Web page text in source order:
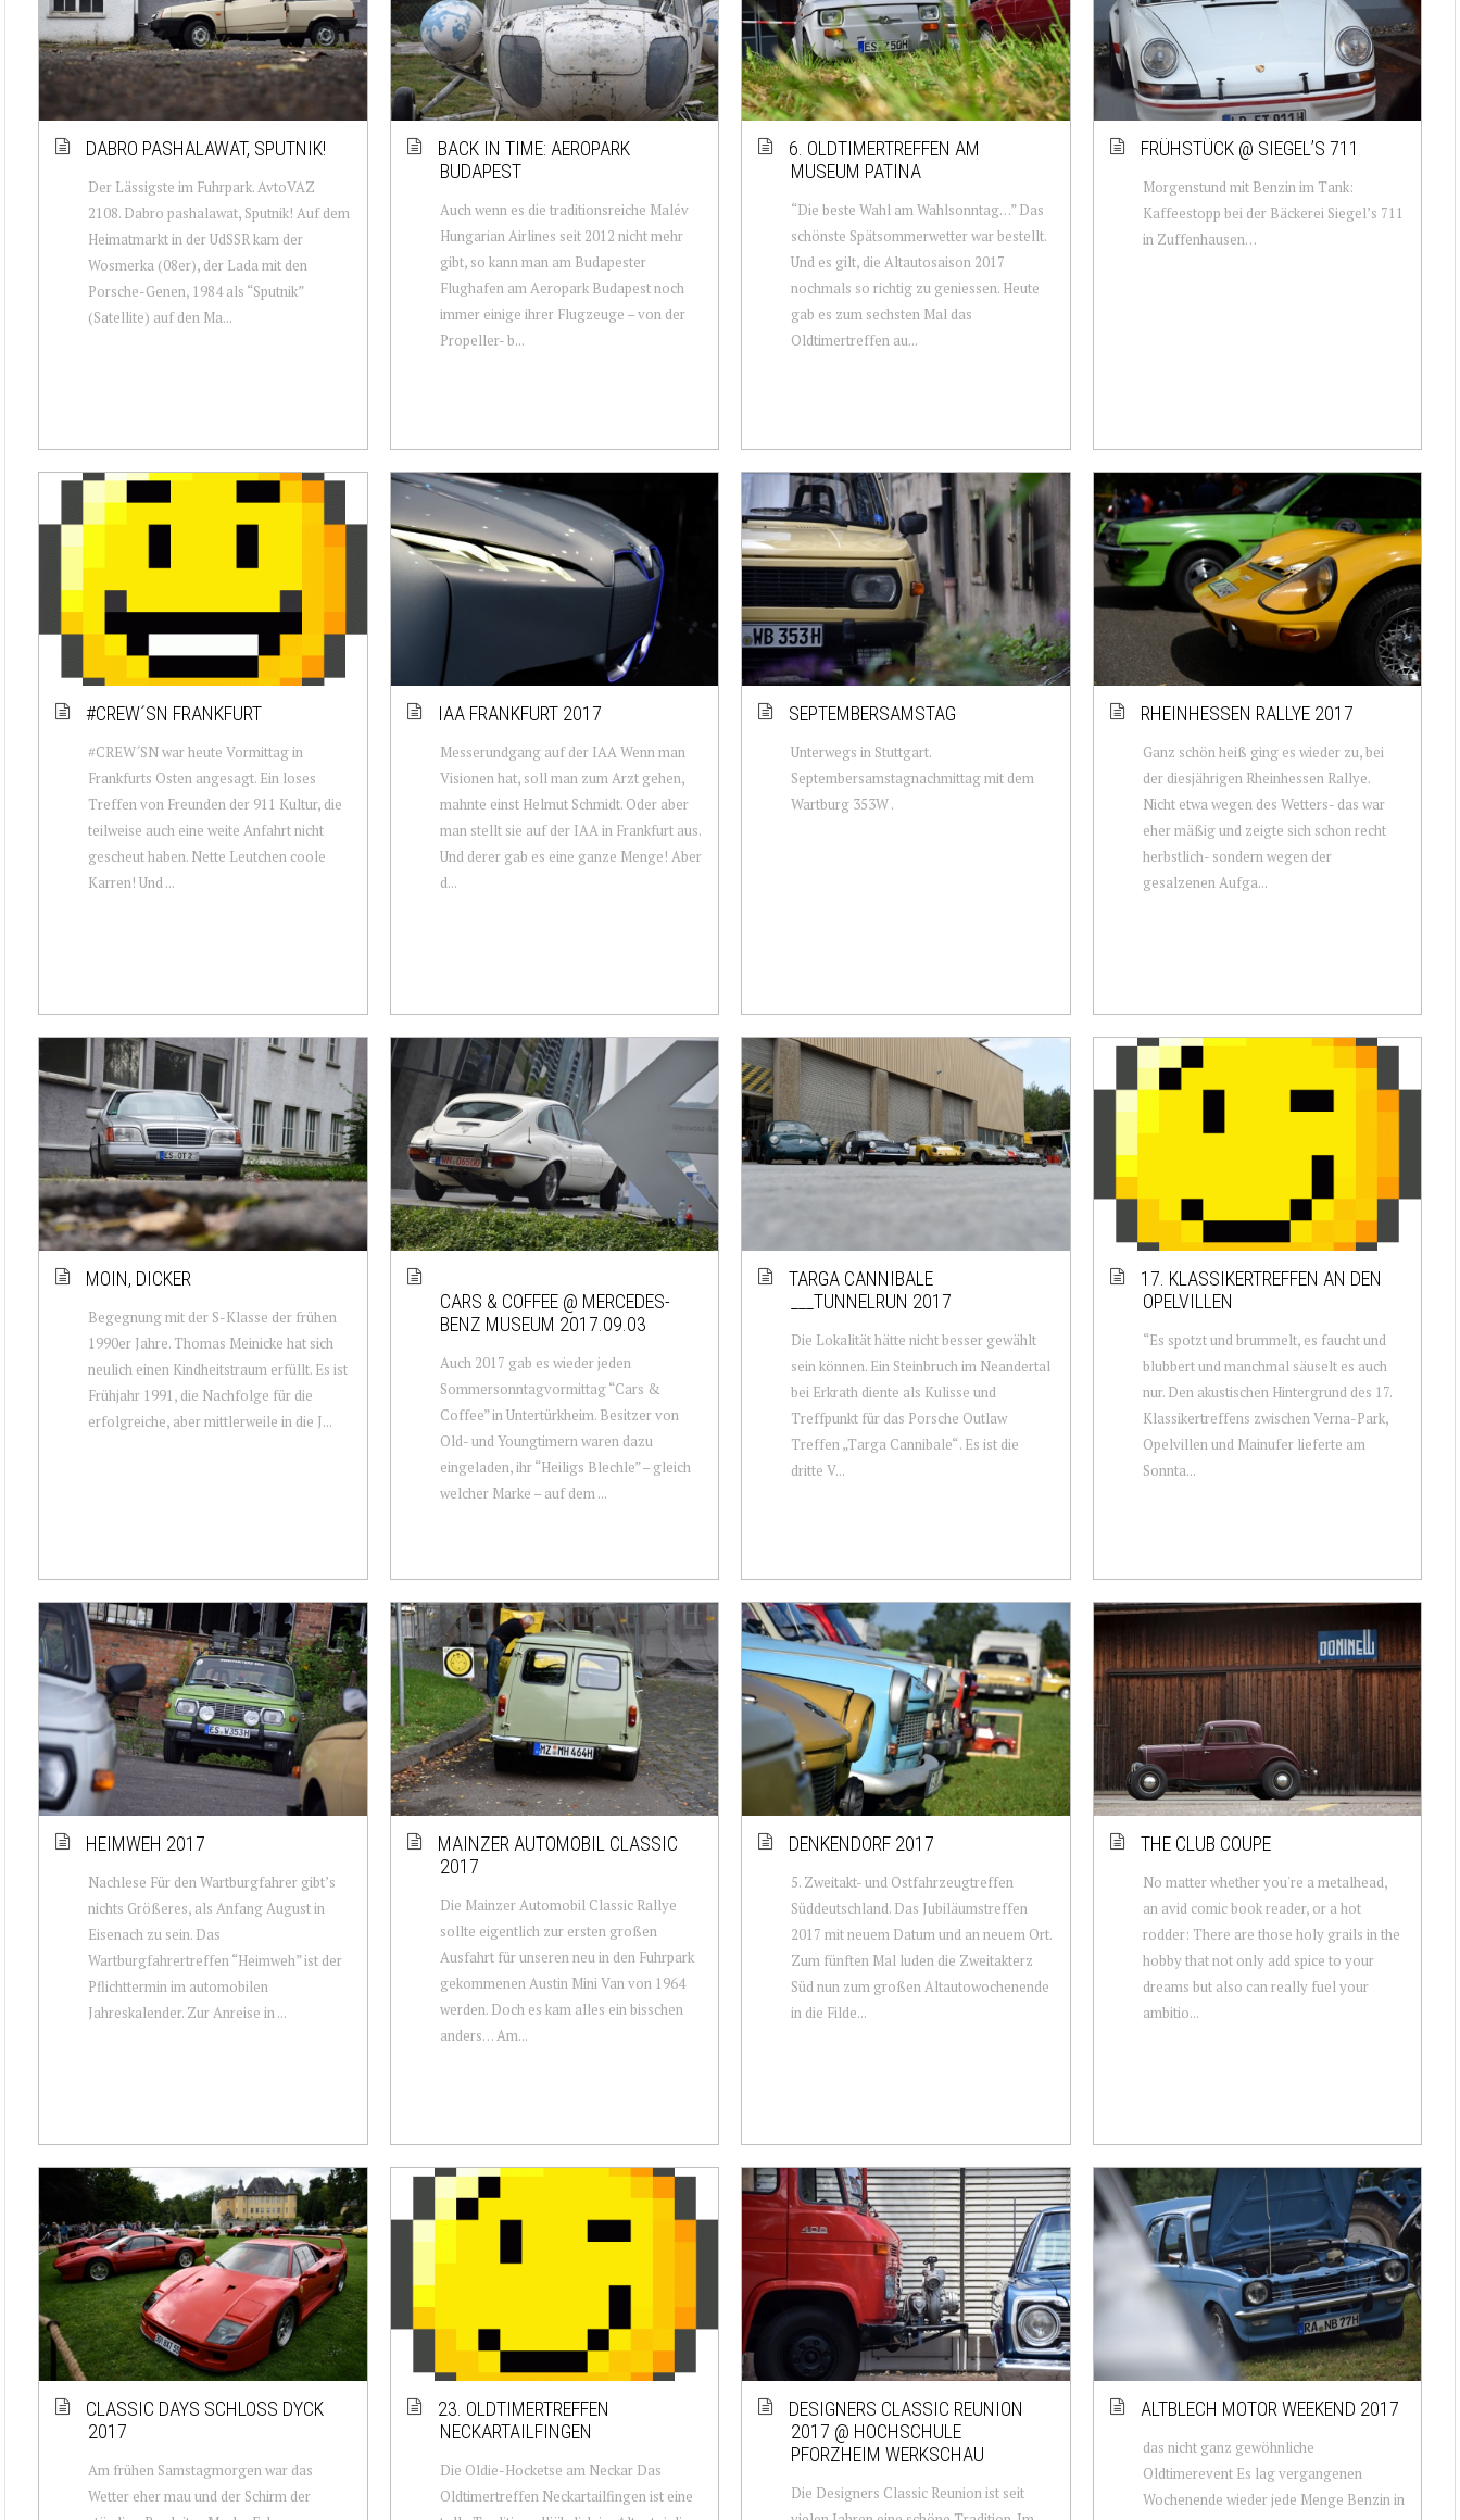
DABRO PASHALAWAT, SPUTNIK!
Der Lässigste im Fuhrpark. AvtoVAZ
2108. Dabro pashalawat, Sputnik! Auf dem
Heimatmarkt in der UdSSR kam der
Wosmerka (08er), der Lada mit den
Porsche-Genen, 1984 als “Sputnik”
(Satellite) auf den Ma...
BACK IN TIME: AEROPARK
BUDAPEST
Auch wenn es die traditionsreiche Malév
Hungarian Airlines seit 2012 nicht mehr
gibt, so kann man am Budapester
Flughafen am Aeropark Budapest noch
immer einige ihrer Flugzeuge – von der
Propeller- b...
6. OLDTIMERTREFFEN AM
MUSEUM PATINA
“Die beste Wahl am Wahlsonntag…” Das
schönste Spätsommerwetter war bestellt.
Und es gilt, die Altautosaison 2017
nochmals so richtig zu geniessen. Heute
gab es zum sechsten Mal das
Oldtimertreffen au...
FRÜHSTÜCK @ SIEGEL’S 711
Morgenstund mit Benzin im Tank:
Kaffeestopp bei der Bäckerei Siegel’s 711
in Zuffenhausen…
#CREW´SN FRANKFURT
#CREW´SN war heute Vormittag in
Frankfurts Osten angesagt. Ein loses
Treffen von Freunden der 911 Kultur, die
teilweise auch eine weite Anfahrt nicht
gescheut haben. Nette Leutchen coole
Karren! Und ...
IAA FRANKFURT 2017
Messerundgang auf der IAA Wenn man
Visionen hat, soll man zum Arzt gehen,
mahnte einst Helmut Schmidt. Oder aber
man stellt sie auf der IAA in Frankfurt aus.
Und derer gab es eine ganze Menge! Aber
d...
SEPTEMBERSAMSTAG
Unterwegs in Stuttgart.
Septembersamstagnachmittag mit dem
Wartburg 353W .
RHEINHESSEN RALLYE 2017
Ganz schön heiß ging es wieder zu, bei
der diesjährigen Rheinhessen Rallye.
Nicht etwa wegen des Wetters- das war
eher mäßig und zeigte sich schon recht
herbstlich- sondern wegen der
gesalzenen Aufga...
MOIN, DICKER
Begegnung mit der S-Klasse der frühen
1990er Jahre. Thomas Meinicke hat sich
neulich einen Kindheitstraum erfüllt. Es ist
Frühjahr 1991, die Nachfolge für die
erfolgreiche, aber mittlerweile in die J...
CARS & COFFEE @ MERCEDES-
BENZ MUSEUM 2017.09.03
Auch 2017 gab es wieder jeden
Sommersonntagvormittag “Cars &
Coffee” in Untertürkheim. Besitzer von
Old- und Youngtimern waren dazu
eingeladen, ihr “Heiligs Blechle” – gleich
welcher Marke – auf dem ...
TARGA CANNIBALE
___TUNNELRUN 2017
Die Lokalität hätte nicht besser gewählt
sein können. Ein Steinbruch im Neandertal
bei Erkrath diente als Kulisse und
Treffpunkt für das Porsche Outlaw
Treffen „Targa Cannibale“ . Es ist die
dritte V...
17. KLASSIKERTREFFEN AN DEN
OPELVILLEN
“Es spotzt und brummelt, es faucht und
blubbert und manchmal säuselt es auch
nur. Den akustischen Hintergrund des 17.
Klassikertreffens zwischen Verna-Park,
Opelvillen und Mainufer lieferte am
Sonnta...
HEIMWEH 2017
Nachlese Für den Wartburgfahrer gibt’s
nichts Größeres, als Anfang August in
Eisenach zu sein. Das
Wartburgfahrertreffen “Heimweh” ist der
Pflichttermin im automobilen
Jahreskalender. Zur Anreise in ...
MAINZER AUTOMOBIL CLASSIC
2017
Die Mainzer Automobil Classic Rallye
sollte eigentlich zur ersten großen
Ausfahrt für unseren neu in den Fuhrpark
gekommenen Austin Mini Van von 1964
werden. Doch es kam alles ein bisschen
anders… Am...
DENKENDORF 2017
5. Zweitakt- und Ostfahrzeugtreffen
Süddeutschland. Das Jubiläumstreffen
2017 mit neuem Datum und an neuem Ort.
Zum fünften Mal luden die Zweitakterz
Süd nun zum großen Altautowochenende
in die Filde...
THE CLUB COUPE
No matter whether you're a metalhead,
an avid comic book reader, or a hot
rodder: There are those holy grails in the
hobby that not only add spice to your
dreams but also can really fuel your
ambitio...
CLASSIC DAYS SCHLOSS DYCK
2017
Am frühen Samstagmorgen war das
Wetter eher mau und der Schirm der
23. OLDTIMERTREFFEN
NECKARTAILFINGEN
Die Oldie-Hocketse am Neckar Das
Oldtimertreffen Neckartailfingen ist eine
DESIGNERS CLASSIC REUNION
2017 @ HOCHSCHULE
PFORZHEIM WERKSCHAU
Die Designers Classic Reunion ist seit
ALTBLECH MOTOR WEEKEND 2017
das nicht ganz gewöhnliche
Oldtimerevent Es lag vergangenen
Wochenende wieder jede Menge Benzin in